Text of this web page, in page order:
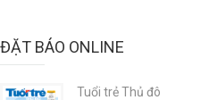
ĐẶT BÁO ONLINE
Tuổi trẻ Thủ đô